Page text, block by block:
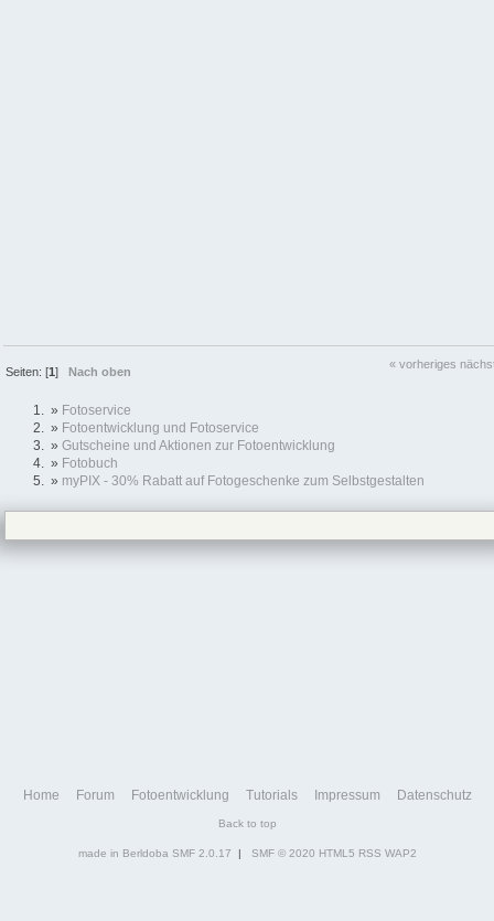
Seiten: [1]Nach oben
« vorheriges
» Fotoservice
» Fotoentwicklung und Fotoservice
» Gutscheine und Aktionen zur Fotoentwicklung
» Fotobuch
» myPIX - 30% Rabatt auf Fotogeschenke zum Selbstgestalten
Home Forum Fotoentwicklung Tutorials Impressum Datenschutz
Back to top
made in Berldoba SMF 2.0.17 | SMF © 2020 HTML5 RSS WAP2